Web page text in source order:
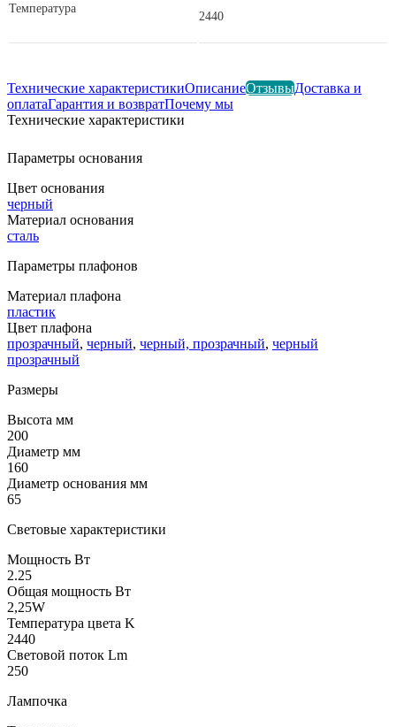
Температура
2440
Технические характеристикиОписаниеОтзывыДоставка и
оплатаГарантия и возвратПочему мы
Технические характеристики
Параметры основания
Цвет основания
черный
Материал основания
сталь
Параметры плафонов
Материал плафона
пластик
Цвет плафона
прозрачный, черный, черный, прозрачный, черный
прозрачный
Размеры
Высота мм
200
Диаметр мм
160
Диаметр основания мм
65
Световые характеристики
Мощность Вт
2.25
Общая мощность Вт
2,25W
Температура цвета K
2440
Световой поток Lm
250
Лампочка